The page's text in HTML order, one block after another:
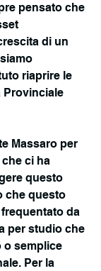
pensato che
di un
riaprire le
Provinciale
Massaro per
ci ha
questo
che questo
da
per studio che
o semplice
Per la